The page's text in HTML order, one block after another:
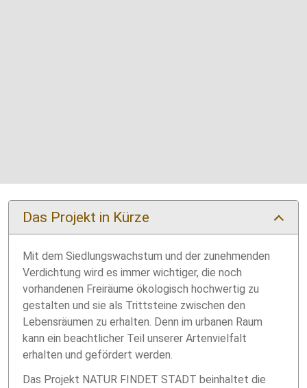
Das Projekt in Kürze
Mit dem Siedlungswachstum und der zunehmenden
Verdichtung wird es immer wichtiger, die noch
vorhandenen Freiräume ökologisch hochwertig zu
gestalten und sie als Trittsteine zwischen den
Lebensräumen zu erhalten. Denn im urbanen Raum
kann ein beachtlicher Teil unserer Artenvielfalt
erhalten und gefördert werden.
Das Projekt NATUR FINDET STADT beinhaltet die